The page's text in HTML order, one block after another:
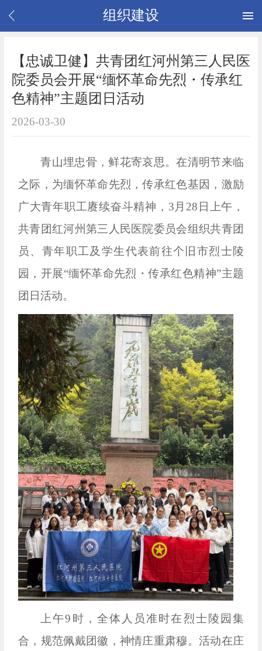
组织建设
【忠诚卫健】共青团红河州第三人民医
院委员会开展“缅怀革命先烈・传承红
色精神”主题团日活动
2026-03-30
青山埋忠骨，鲜花寄哀思。在清明节来临
之际，为缅怀革命先烈，传承红色基因，激励
广大青年职工赓续奋斗精神，3月28日上午，
共青团红河州第三人民医院委员会组织共青团
员、青年职工及学生代表前往个旧市烈士陵
园，开展“缅怀革命先烈・传承红色精神”主题
团日活动。
上午9时，全体人员准时在烈士陵园集
合，规范佩戴团徽，神情庄重肃穆。活动在庄